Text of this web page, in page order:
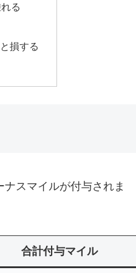
る
損する
スマイルが付与されま
合計付与マイル